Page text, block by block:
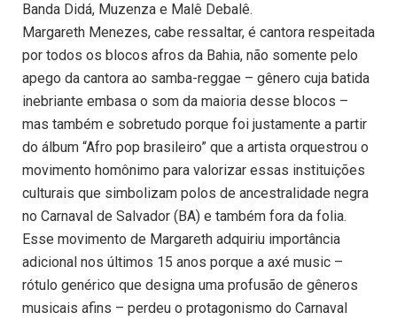
Banda Didá, Muzenza e Malê Debalê.
Margareth Menezes, cabe ressaltar, é cantora respeitada
por todos os blocos afros da Bahia, não somente pelo
apego da cantora ao samba-reggae – gênero cuja batida
inebriante embasa o som da maioria desse blocos –
mas também e sobretudo porque foi justamente a partir
do álbum “Afro pop brasileiro” que a artista orquestrou o
movimento homônimo para valorizar essas instituições
culturais que simbolizam polos de ancestralidade negra
no Carnaval de Salvador (BA) e também fora da folia.
Esse movimento de Margareth adquiriu importância
adicional nos últimos 15 anos porque a axé music –
rótulo genérico que designa uma profusão de gêneros
musicais afins – perdeu o protagonismo do Carnaval